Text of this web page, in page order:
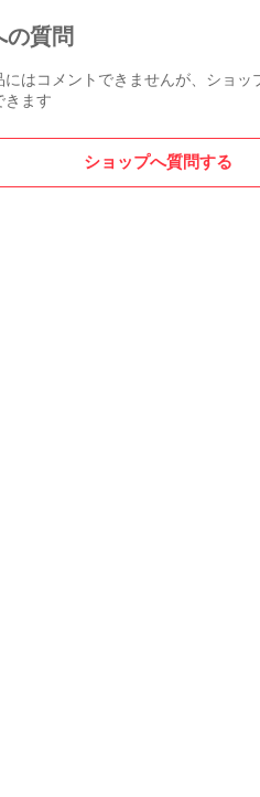
の質問
はコメントできませんが、ショッ
きます
ショップへ質問する